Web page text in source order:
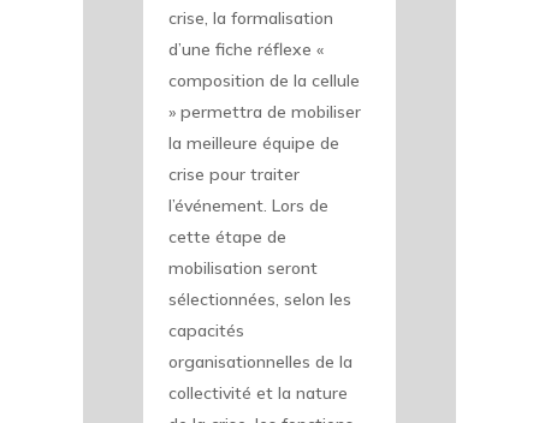
crise, la formalisation
d’une fiche réflexe «
composition de la cellule
» permettra de mobiliser
la meilleure équipe de
crise pour traiter
l’événement. Lors de
cette étape de
mobilisation seront
sélectionnées, selon les
capacités
organisationnelles de la
collectivité et la nature